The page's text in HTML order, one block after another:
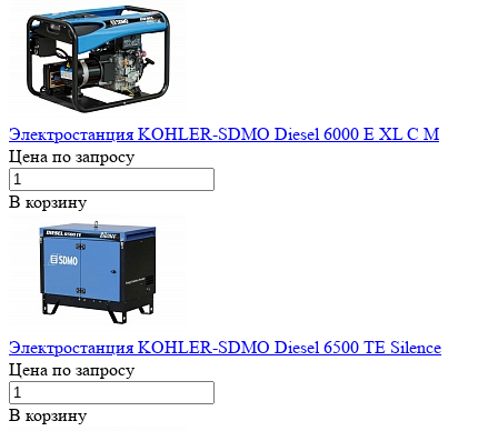
Электростанция KOHLER-SDMO Diesel 6000 E XL C M
Цена по запросу
В корзину
Электростанция KOHLER-SDMO Diesel 6500 TE Silence
Цена по запросу
В корзину